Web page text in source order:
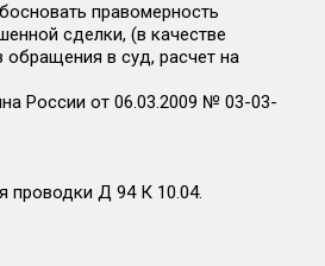
правомерность
сделки, (в качестве
в суд, расчет на
России от 06.03.2009 № 03-03-
проводки Д 94 К 10.04.